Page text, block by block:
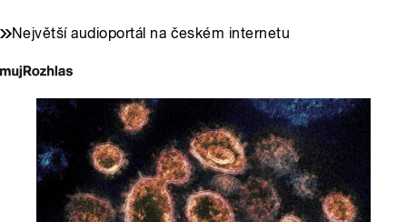
Největší audioportál na českém internetu